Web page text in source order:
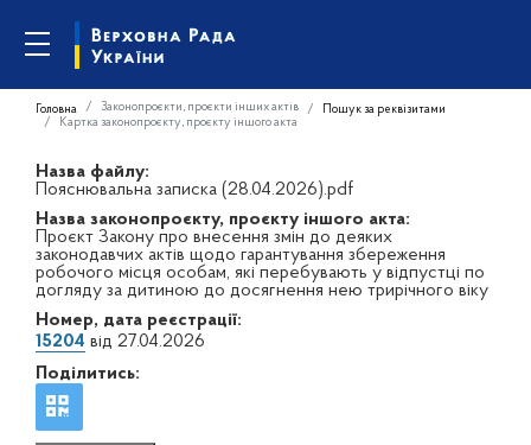
Головна Законопроєкти, проєкти інших актів
Пошук за реквізитами
Картка законопроєкту, проєкту іншого акта
Назва файлу:
Пояснювальна записка (28.04.2026).pdf
Назва законопроєкту, проєкту іншого акта:
Проєкт Закону про внесення змін до деяких
законодавчих актів щодо гарантування збереження
робочого місця особам, які перебувають у відпустці по
догляду за дитиною до досягнення нею трирічного віку
Номер, дата реєстрації:
15204 від 27.04.2026
Поділитись: